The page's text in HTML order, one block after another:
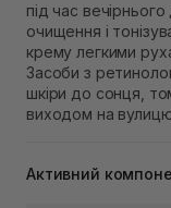
під час
очищення і
крему легкими
Засоби з
шкіри до сонця,
виходом на
Активний